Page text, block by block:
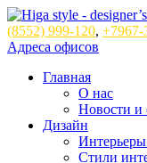
(8552) 999-120, +7967-
Адреса офисов
Главная
О нас
Новости и
Дизайн
Стили